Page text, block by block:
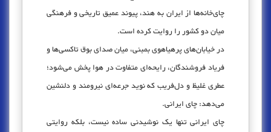
چای‌خانه‌ها از ایران به هند، پیوند عمیق تاریخی و فرهنگی
میان دو کشور را روایت کرده است.
در خیابان‌های پرهیاهوی بمبئی، میان صدای بوق تاکسی‌ها و
فریاد فروشندگان، رایحه‌ای متفاوت در هوا پخش می‌شود؛
عطری غلیظ و دل‌فریب که نوید جرعه‌ای نیرومند و دلنشین
می‌دهد: چای ایرانی.
چای ایرانی تنها یک نوشیدنی ساده نیست، بلکه روایتی